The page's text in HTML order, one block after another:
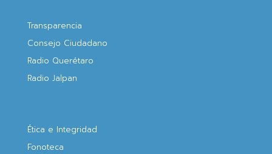
Transparencia
Consejo Ciudadano
Radio Querétaro
Radio Jalpan
Ética e Integridad
Fonoteca